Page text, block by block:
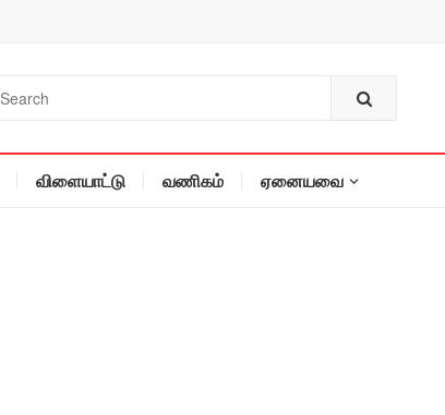
விளையாட்டு வணிகம் ஏனையவை